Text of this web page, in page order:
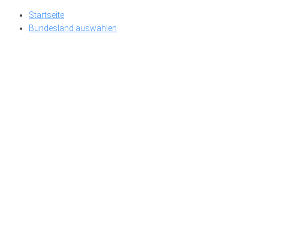
Skip
Startseite
Bundesland auswählen